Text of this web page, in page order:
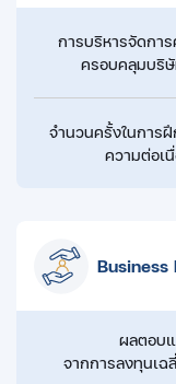
การบริหารจัดการ
ครอบคลุมบริ
จำนวนครั้งในการ
ความต่อเ
ผลตอบ
จากการลงทุนเฉ